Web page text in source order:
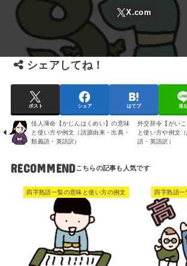
シェアしてね！
ポスト シェア はてブ 送る
佳人薄命【かじんはくめい】の意味
と使い方や例文（語源由来・出典・
類義語・英語訳）
外交辞令【がい
と使い方や例文
語・英語訳）
RECOMMEND
四字熟語一覧の意味と使い方の例文 四字熟語